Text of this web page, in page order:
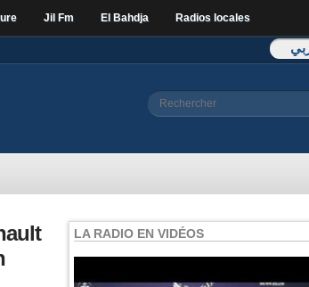
Jil Fm El Bahdja Radios locales
Formulaire de
Rechercher
LA RADIO EN VIDÉOS